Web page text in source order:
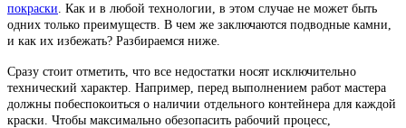
покраски . Как и в любой технологии, в этом случае не может быть
одних только преимуществ. В чем же заключаются подводные камни,
и как их избежать? Разбираемся ниже.
Сразу стоит отметить, что все недостатки носят исключительно
технический характер. Например, перед выполнением работ мастера
должны побеспокоиться о наличии отдельного контейнера для каждой
краски. Чтобы максимально обезопасить рабочий процесс,